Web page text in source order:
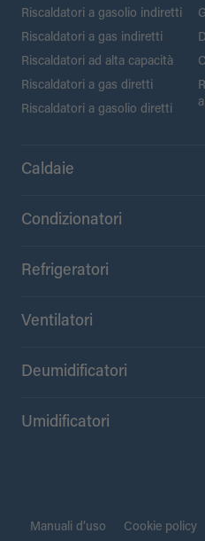
Riscaldatori a gasolio indiretti
Riscaldatori a gas indiretti
Riscaldatori ad alta capacità
Riscaldatori a gas diretti
Riscaldatori a gasolio diretti
Caldaie
Condizionatori
Refrigeratori
Ventilatori
Deumidificatori
Umidificatori
Manuali d’uso Cookie policy